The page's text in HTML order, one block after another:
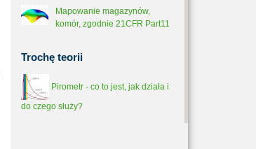
Mapowanie magazynów,
komór, zgodnie 21CFR Part11
Trochę teorii
Pirometr - co to jest, jak działa i
do czego służy?